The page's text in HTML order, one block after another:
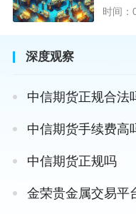
时间：
深度观察
中信期货正规合法
中信期货手续费高
中信期货正规吗
金荣贵金属交易平